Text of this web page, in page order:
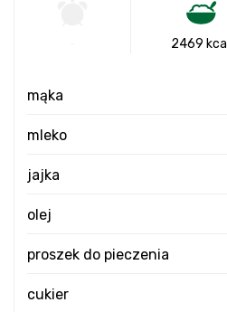
2469 kcal
mąka
mleko
jajka
olej
proszek do pieczenia
cukier